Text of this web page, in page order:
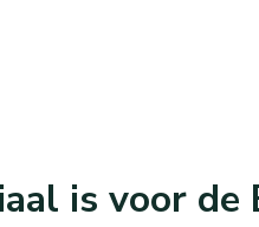
is voor de